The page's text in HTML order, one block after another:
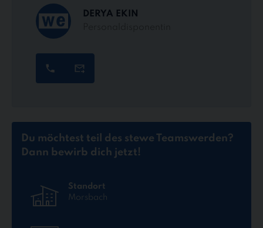
DERYA EKIN
Du möchtest teil des stewe Teamswerden?
Dann bewirb dich jetzt!
Standort
Morsbach